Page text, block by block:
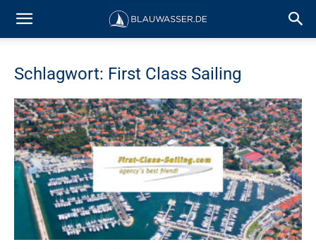
Schlagwort: First Class Sailing